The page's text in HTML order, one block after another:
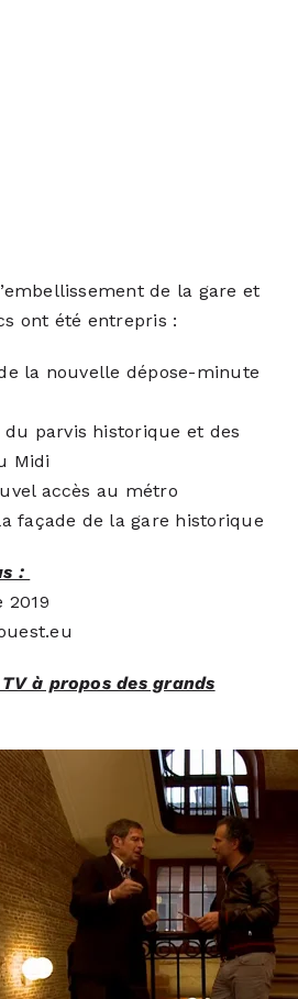
de la gare et
ont été entrepris :
la nouvelle dépose-minute
parvis historique et des
Midi
accès au métro
façade de la gare historique
:
2019
à propos des grands